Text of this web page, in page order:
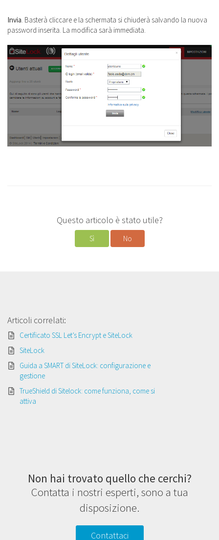
Invia. Basterà cliccare e la schermata si chiuderà salvando la nuova
password inserita. La modifica sarà immediata.
Questo articolo è stato utile?
Sì No
Articoli correlati:
Certificato SSL Let’s Encrypt e SiteLock
SiteLock
Guida a SMART di SiteLock: configurazione e
gestione
TrueShield di Sitelock: come funziona, come si
attiva
Non hai trovato quello che cerchi?
Contatta i nostri esperti, sono a tua
disposizione.
Contattaci